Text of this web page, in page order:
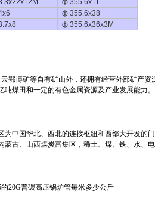
ф 355.6x11
ф 355.6x38
ф 355.6x36x3M
博矿等自有矿山外，还拥有经营外部矿产资
煤田和一定的有色金属资源及产业发展能力。
中国华北、西北的连接枢纽和西部大开发的
古、山西煤炭富集区，稀土、煤、铁、水、电
20G普碳高压锅炉管毎米多少公斤